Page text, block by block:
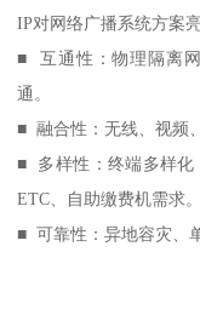
IP对网络广播系统方案
■ 互通性：物理隔离
通。
■ 融合性：无线、视频
■ 多样性：终端多样化
ETC、自助缴费机需求。
■ 可靠性：异地容灾、